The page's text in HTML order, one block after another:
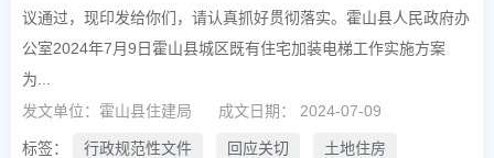
议通过，现印发给你们，请认真抓好贯彻落实。霍山县人民政府办
公室2024年7月9日霍山县城区既有住宅加装电梯工作实施方案
为...
发文单位：霍山县住建局
成文日期： 2024-07-09
标签： 行政规范性文件 回应关切 土地住房